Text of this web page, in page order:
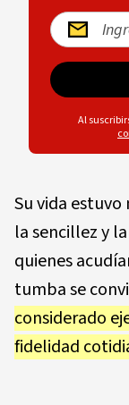
Al
Su vida
la sencillez y
quienes
tumba se
considerado
fidelidad